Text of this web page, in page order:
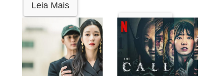
Leia Mais
Leia Mais